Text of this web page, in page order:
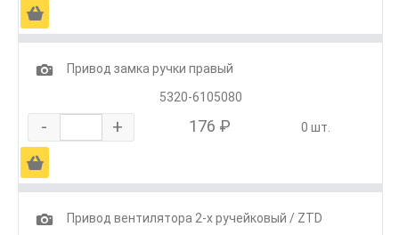
Ä
1
Привод замка ручки правый
5320-6105080
- + 176 ₽ 0 шт.
Ä
1
Привод вентилятора 2-х ручейковый / ZTD